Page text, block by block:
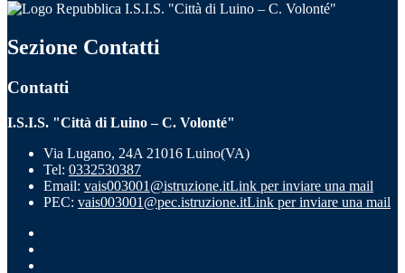
I.S.I.S. "Città di Luino – C. Volonté"
Sezione Contatti
Contatti
I.S.I.S. "Città di Luino – C. Volonté"
Via Lugano, 24A 21016 Luino(VA)
Tel: 0332530387
Email: vais003001@istruzione.itLink per inviare una mail
PEC: vais003001@pec.istruzione.itLink per inviare una mail